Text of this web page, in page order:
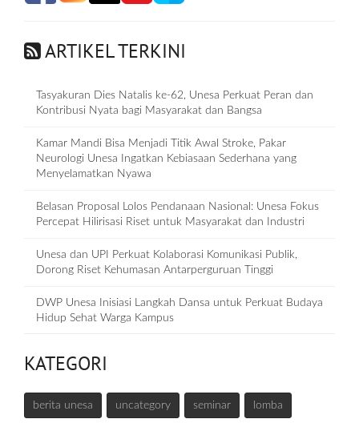
ARTIKEL TERKINI
Tasyakuran Dies Natalis ke-62, Unesa Perkuat Peran dan
Kontribusi Nyata bagi Masyarakat dan Bangsa
Kamar Mandi Bisa Menjadi Titik Awal Stroke, Pakar
Neurologi Unesa Ingatkan Kebiasaan Sederhana yang
Menyelamatkan Nyawa
Belasan Proposal Lolos Pendanaan Nasional: Unesa Fokus
Percepat Hilirisasi Riset untuk Masyarakat dan Industri
Unesa dan UPI Perkuat Kolaborasi Komunikasi Publik,
Dorong Riset Kehumasan Antarperguruan Tinggi
DWP Unesa Inisiasi Langkah Dansa untuk Perkuat Budaya
Hidup Sehat Warga Kampus
KATEGORI
berita unesa uncategory seminar lomba